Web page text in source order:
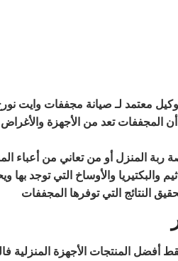
معتمد لـ صيانة مجففات وايت
إذ أن المجففات تعد من الأجهزة
المنزل أو من تعاني من أعباء
والأوساخ التي توجد
المنتجات الأجهزة المنزلية